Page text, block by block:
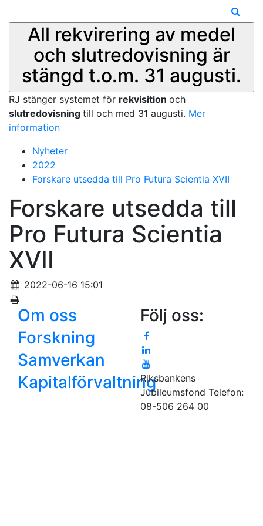
All rekvirering av medel
och slutredovisning är
stängd t.o.m. 31 augusti.
RJ stänger systemet för rekvisition och
slutredovisning till och med 31 augusti. Mer
information
Nyheter
2022
Forskare utsedda till Pro Futura Scientia XVII
Forskare utsedda till
Pro Futura Scientia
XVII
2022-06-16 15:01
Om oss
Forskning
Samverkan
Kapitalförvaltning
Följ oss:
Riksbankens
Jubileumsfond Telefon:
08-506 264 00